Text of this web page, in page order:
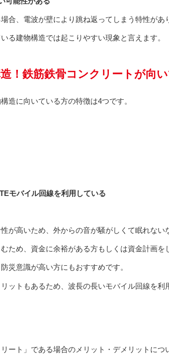
合、電波が壁により跳ね返ってしまう特性があ
る建物構造では起こりやすい現象と言えます。
！鉄筋鉄骨コンクリートが向
造に向いている方の特徴は4つです。
モバイル回線を利用している
が高いため、外からの音が騒がしくて眠れない
ため、資金に余裕がある方もしくは資金計画を
防災意識が高い方にもおすすめです。
ットもあるため、波長の長いモバイル回線を利
ート」である場合のメリット・デメリットにつ